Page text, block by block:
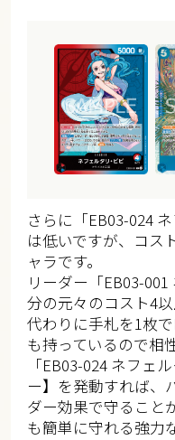
さらに「EB03-024
は低いですが、コス
ャラです。
リーダー「EB03-
分の元々のコスト4以
代わりに手札を1枚
も持っているので相
「EB03-024 ネフェ
ー】を発動すれば、
ダー効果で守ること
も簡単に守れる強力